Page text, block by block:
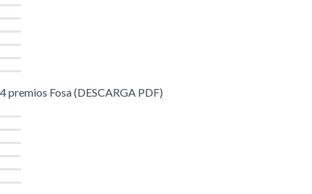
4 premios Fosa (DESCARGA PDF)